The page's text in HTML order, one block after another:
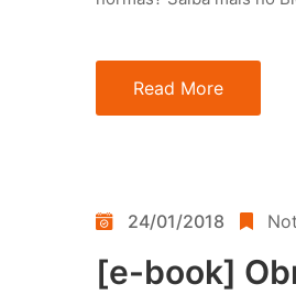
Read More
24/01/2018
[e-book]